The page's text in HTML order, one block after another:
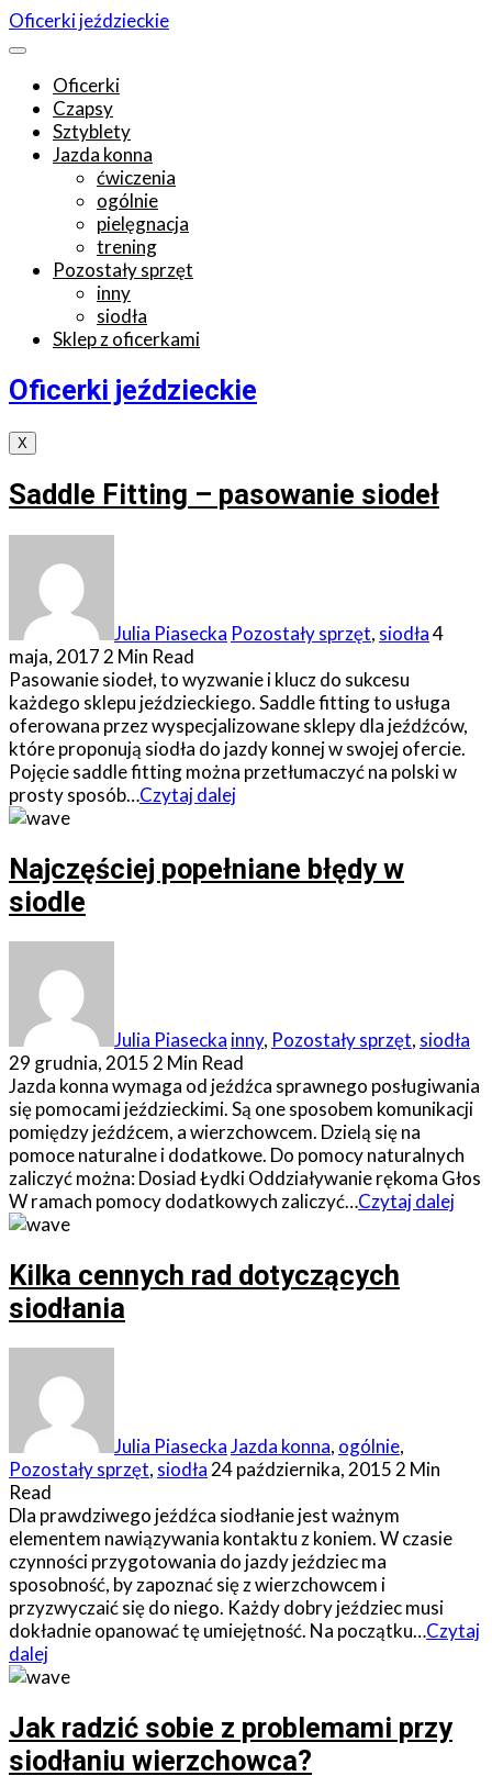
Oficerki jeździeckie
Oficerki
Czapsy
Sztyblety
Jazda konna
ćwiczenia
ogólnie
pielęgnacja
trening
Pozostały sprzęt
inny
siodła
Sklep z oficerkami
Oficerki jeździeckie
X
Saddle Fitting – pasowanie siodeł
Julia Piasecka Pozostały sprzęt, siodła4
maja, 2017 2 Min Read
Pasowanie siodeł, to wyzwanie i klucz do sukcesu
każdego sklepu jeździeckiego. Saddle fitting to usługa
oferowana przez wyspecjalizowane sklepy dla jeźdźców,
które proponują siodła do jazdy konnej w swojej ofercie.
Pojęcie saddle fitting można przetłumaczyć na polski w
prosty sposób…Czytaj dalej
Najczęściej popełniane błędy w
siodle
Julia Piasecka inny, Pozostały sprzęt, siodła
29 grudnia, 2015 2 Min Read
Jazda konna wymaga od jeźdźca sprawnego posługiwania
się pomocami jeździeckimi. Są one sposobem komunikacji
pomiędzy jeźdźcem, a wierzchowcem. Dzielą się na
pomoce naturalne i dodatkowe. Do pomocy naturalnych
zaliczyć można: Dosiad Łydki Oddziaływanie rękoma Głos
W ramach pomocy dodatkowych zaliczyć…Czytaj dalej
Kilka cennych rad dotyczących
siodłania
Julia PiaseckaJazda konna, ogólnie,
Pozostały sprzęt, siodła24 października, 20152 Min
Read
Dla prawdziwego jeźdźca siodłanie jest ważnym
elementem nawiązywania kontaktu z koniem. W czasie
czynności przygotowania do jazdy jeździec ma
sposobność, by zapoznać się z wierzchowcem i
przyzwyczaić się do niego. Każdy dobry jeździec musi
dokładnie opanować tę umiejętność. Na początku…Czytaj
dalej
Jak radzić sobie z problemami przy
siodłaniu wierzchowca?